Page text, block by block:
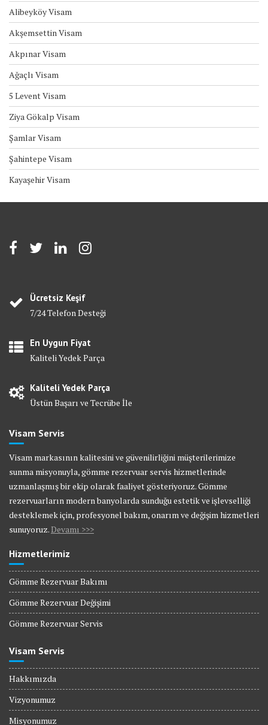
Alibeyköy Visam
Akşemsettin Visam
Akpınar Visam
Ağaçlı Visam
5 Levent Visam
Ziya Gökalp Visam
Şamlar Visam
Şahintepe Visam
Kayaşehir Visam
Ücretsiz Keşif
7/24 Telefon Desteği
En Uygun Fiyat
Kaliteli Yedek Parça
Kaliteli Yedek Parça
Üstün Başarı ve Tecrübe İle
Visam Servis
Visam markasının kalitesini ve güvenilirliğini müşterilerimize
sunma misyonuyla, gömme rezervuar servis hizmetlerinde
uzmanlaşmış bir ekip olarak faaliyet gösteriyoruz. Gömme
rezervuarların modern banyolarda sunduğu estetik ve işlevselliği
desteklemek için, profesyonel bakım, onarım ve değişim hizmetleri
sunuyoruz. Devamı >>>
Hizmetlerimiz
Gömme Rezervuar Bakımı
Gömme Rezervuar Değişimi
Gömme Rezervuar Servis
Visam Servis
Hakkımızda
Vizyonumuz
Misyonumuz